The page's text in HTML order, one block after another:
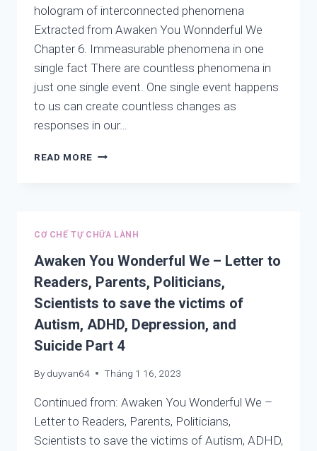
hologram of interconnected phenomena
Extracted from Awaken You Wonnderful We
Chapter 6. Immeasurable phenomena in one
single fact There are countless phenomena in
just one single event. One single event happens
to us can create countless changes as
responses in our…
READ MORE IMMEASURABLE
FACT
CƠ CHẾ TỰ CHỮA LÀNH
Awaken You Wonderful We – Letter to
Readers, Parents, Politicians,
Scientists to save the victims of
Autism, ADHD, Depression, and
Suicide Part 4
By duyvan64 Tháng 1 16, 2023
Continued from: Awaken You Wonderful We –
Letter to Readers, Parents, Politicians,
Scientists to save the victims of Autism, ADHD,